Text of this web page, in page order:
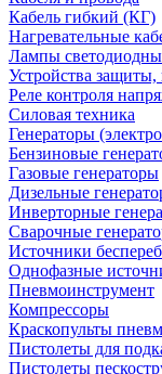
Кабель гибкий (КГ)
Нагревательные
Лампы
Устройства защиты,
Реле контроля
Силовая техника
Генераторы
Бензиновые
Газовые генераторы
Дизельные
Инверторные
Сварочные
Источники
Однофазные
Пневмоинструмент
Компрессоры
Краскопульты
Пистолеты для
Пистолеты